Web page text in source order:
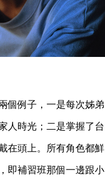
個例子，一是每次姊弟
人時光；二是掌握了台
在頭上。所有角色都鮮
即補習班那個一邊跟小